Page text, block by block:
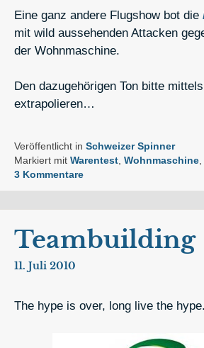
Eine ganz andere Flugshow bot die
mit wild aussehenden Attacken
der Wohnmaschine.
Den dazugehörigen Ton bitte
extrapolieren…
Veröffentlicht in Schweizer Spinner
Markiert mit Warentest Wohnmaschine
3 Kommentare
Teambuilding
11. Juli 2010
The hype is over, long live the hype.